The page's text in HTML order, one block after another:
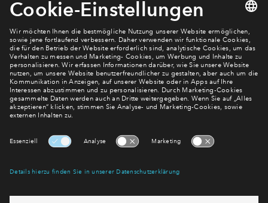
Newsletter Anmeldung
Verpassen Sie zu diesem Wohnprojekt keine Neuigkeiten
mehr! Wir halten Sie auf dem Laufenden – mit unserem
regelmäßig erscheinenden Newsletter informieren wir Sie
über den Stand dieses und weiterer Neubauprojekte.
Abonnieren